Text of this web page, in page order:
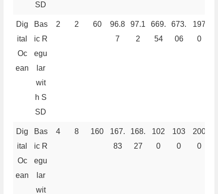
SD
Dig
ital
Oc
ean
Bas
ic R
egu
lar
wit
h S
SD
2 2 60
96.8
7
97.1
2
669.
54
673.
06
197
0
Dig
ital
Oc
ean
Bas
ic R
egu
lar
wit
4 8 160
167.
83
168.
27
102
0
103
0
200
0